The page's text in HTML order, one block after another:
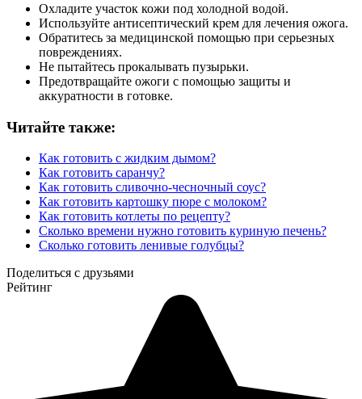
Охладите участок кожи под холодной водой.
Используйте антисептический крем для лечения ожога.
Обратитесь за медицинской помощью при серьезных
повреждениях.
Не пытайтесь прокалывать пузырьки.
Предотвращайте ожоги с помощью защиты и
аккуратности в готовке.
Читайте также:
Как готовить с жидким дымом?
Как готовить саранчу?
Как готовить сливочно-чесночный соус?
Как готовить картошку пюре с молоком?
Как готовить котлеты по рецепту?
Сколько времени нужно готовить куриную печень?
Сколько готовить ленивые голубцы?
Поделиться с друзьями
Рейтинг